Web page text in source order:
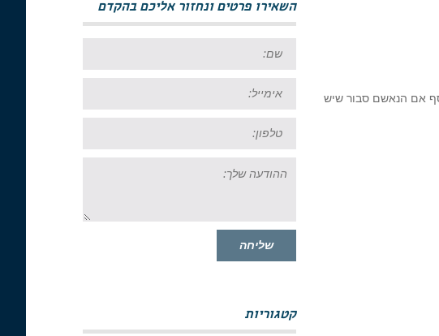
אם הנאשם סבור שיש
השאירו פרטים ונחזור אליכם בהקדם
שלך:
שליחה
קטגוריות